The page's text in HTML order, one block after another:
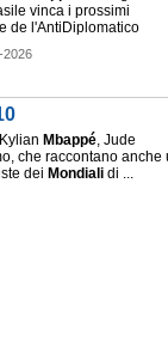
vinca i prossimi
de l'AntiDiplomatico
2026
Mbappé, Jude
che raccontano anche
dei Mondiali di ...